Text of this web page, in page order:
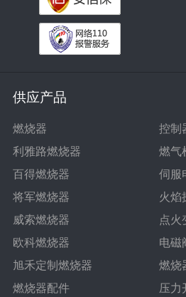
供应产品
燃烧器
利雅路燃烧器
百得燃烧器
将军燃烧器
威索燃烧器
欧科燃烧器
旭禾定制燃烧器
燃烧器配件
控制
燃气
伺服
火焰
点火
电磁
燃烧
压力